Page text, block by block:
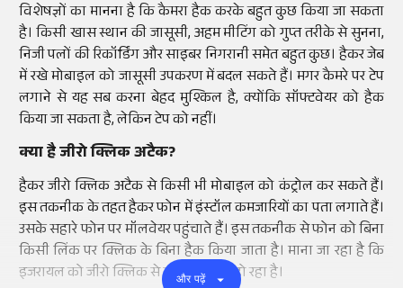
विशेषज्ञों का मानना है कि कैमरा हैक करके बहुत कुछ किया जा सकता
है। किसी खास स्थान की जासूसी, अहम मीटिंग को गुप्त तरीके से सुनना,
निजी पलों की रिकॉर्डिंग और साइबर निगरानी समेत बहुत कुछ। हैकर जेब
में रखे मोबाइल को जासूसी उपकरण में बदल सकते हैं। मगर कैमरे पर टेप
लगाने से यह सब करना बेहद मुश्किल है, क्योंकि सॉफ्टवेयर को हैक
किया जा सकता है, लेकिन टेप को नहीं।
क्या है जीरो क्लिक अटैक?
हैकर जीरो क्लिक अटैक से किसी भी मोबाइल को कंट्रोल कर सकते हैं।
इस तकनीक के तहत हैकर फोन में इंस्टॉल कमजारियों का पता लगाते हैं।
उसके सहारे फोन पर मॉलवेयर पहुंचाते हैं। इस तकनीक से फोन को बिना
किसी लिंक पर क्लिक के बिना हैक किया जाता है। माना जा रहा है कि
इजरायल को जीरो क्लिक से खतरा महसूस हो रहा है।
और पढ़ें